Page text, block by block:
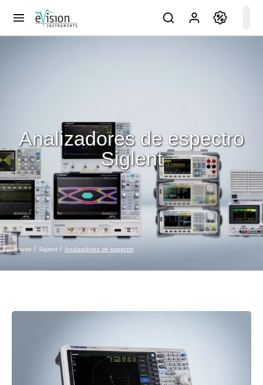
Fabricante Siglent Analizadores de espectro
Analizadores de espectro
Siglent